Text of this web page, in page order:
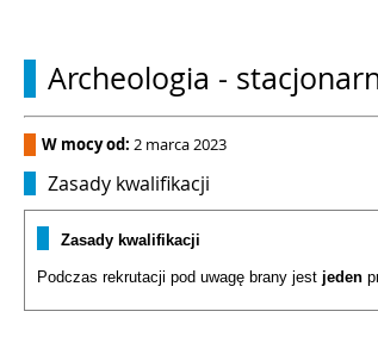
Archeologia -
W mocy od: 2 marca 2023
Zasady kwalifikacji
Zasady kwalifikacji
Podczas rekrutacji pod uwagę brany jest jeden